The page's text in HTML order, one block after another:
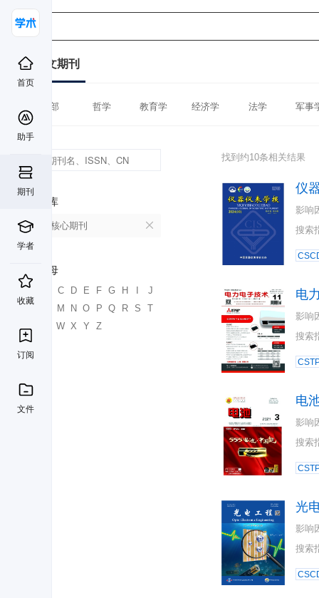
首页
助手
期刊
学者
收藏
订阅
文件
中文期刊
全部 哲学 教育学 经济学 法学 军事
数据库
北大核心期刊
首字母
C D E F G H
J
K
M N O P Q R S
T
W X Y Z
找到约10条相关结果
仪
影响
搜索
电
影响
搜索
电
影响
搜索
光
影响
搜索